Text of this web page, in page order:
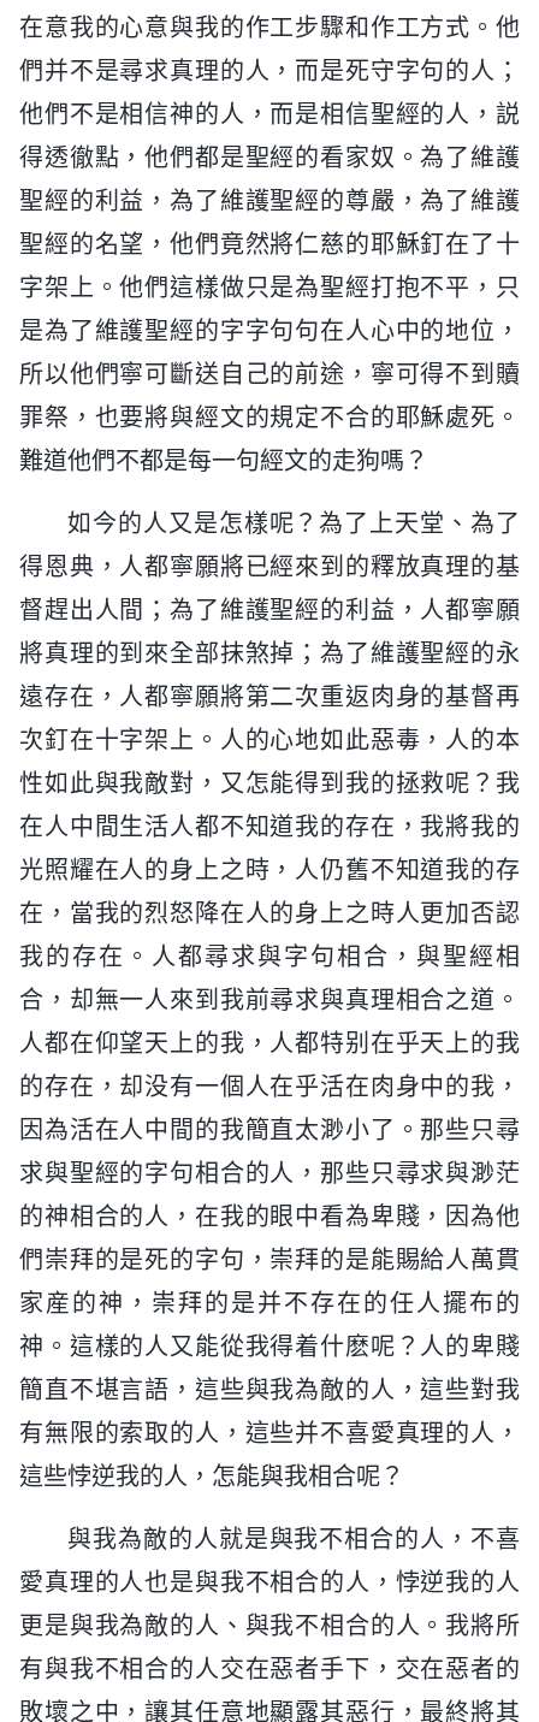
在意我的心意與我的作工步驟和作工方式。他
們并不是尋求真理的人，而是死守字句的人；
他們不是相信神的人，而是相信聖經的人，説
得透徹點，他們都是聖經的看家奴。為了維護
聖經的利益，為了維護聖經的尊嚴，為了維護
聖經的名望，他們竟然將仁慈的耶穌釘在了十
字架上。他們這樣做只是為聖經打抱不平，只
是為了維護聖經的字字句句在人心中的地位，
所以他們寧可斷送自己的前途，寧可得不到贖
罪祭，也要將與經文的規定不合的耶穌處死。
難道他們不都是每一句經文的走狗嗎？
如今的人又是怎樣呢？為了上天堂、為了
得恩典，人都寧願將已經來到的釋放真理的基
督趕出人間；為了維護聖經的利益，人都寧願
將真理的到來全部抹煞掉；為了維護聖經的永
遠存在，人都寧願將第二次重返肉身的基督再
次釘在十字架上。人的心地如此惡毒，人的本
性如此與我敵對，又怎能得到我的拯救呢？我
在人中間生活人都不知道我的存在，我將我的
光照耀在人的身上之時，人仍舊不知道我的存
在，當我的烈怒降在人的身上之時人更加否認
我的存在。人都尋求與字句相合，與聖經相
合，却無一人來到我前尋求與真理相合之道。
人都在仰望天上的我，人都特别在乎天上的我
的存在，却没有一個人在乎活在肉身中的我，
因為活在人中間的我簡直太渺小了。那些只尋
求與聖經的字句相合的人，那些只尋求與渺茫
的神相合的人，在我的眼中看為卑賤，因為他
們崇拜的是死的字句，崇拜的是能賜給人萬貫
家産的神，崇拜的是并不存在的任人擺布的
神。這樣的人又能從我得着什麽呢？人的卑賤
簡直不堪言語，這些與我為敵的人，這些對我
有無限的索取的人，這些并不喜愛真理的人，
這些悖逆我的人，怎能與我相合呢？
與我為敵的人就是與我不相合的人，不喜
愛真理的人也是與我不相合的人，悖逆我的人
更是與我為敵的人、與我不相合的人。我將所
有與我不相合的人交在惡者手下，交在惡者的
敗壞之中，讓其任意地顯露其惡行，最終將其